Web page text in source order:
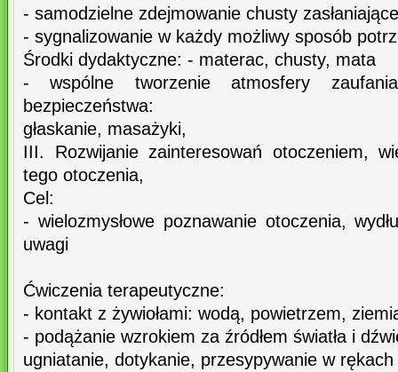
- samodzielne zdejmowanie chusty
- sygnalizowanie w każdy możliwy sposób
Środki dydaktyczne: - materac, chusty, mata
- wspólne tworzenie atmosfery
bezpieczeństwa:
głaskanie, masażyki,
III. Rozwijanie zainteresowań otoczeniem,
tego otoczenia,
Cel:
- wielozmysłowe poznawanie otoczenia,
uwagi
Ćwiczenia terapeutyczne:
- kontakt z żywiołami: wodą, powietrzem,
- podążanie wzrokiem za źródłem światła i
ugniatanie, dotykanie, przesypywanie w